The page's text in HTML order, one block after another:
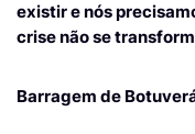
existir e nós
crise não se
Barragem de